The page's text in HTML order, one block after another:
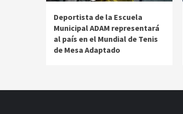
Deportista de la Escuela
Municipal ADAM representará
al país en el Mundial de Tenis
de Mesa Adaptado